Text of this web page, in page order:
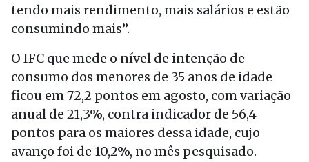
tendo mais rendimento, mais salários e estão
consumindo mais”.
O IFC que mede o nível de intenção de
consumo dos menores de 35 anos de idade
ficou em 72,2 pontos em agosto, com variação
anual de 21,3%, contra indicador de 56,4
pontos para os maiores dessa idade, cujo
avanço foi de 10,2%, no mês pesquisado.